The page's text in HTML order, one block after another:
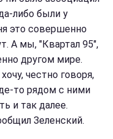
либо были у
это совершенно
А мы, "Квартал 95",
другом мире.
честно говоря,
то рядом с ними
и так далее.
Зеленский.